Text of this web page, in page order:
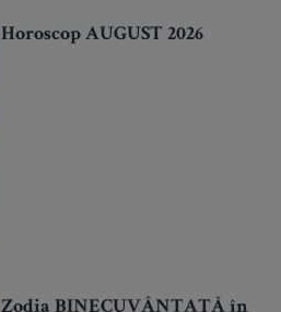
Horoscop AUGUST 2026
Zodia BINECUVÂNTATĂ în